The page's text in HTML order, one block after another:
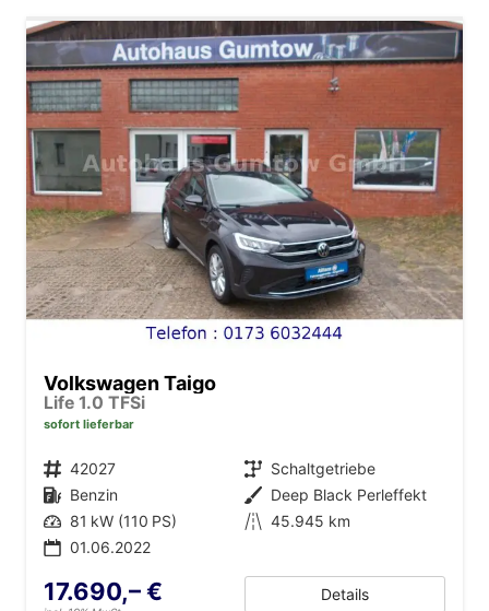
Volkswagen Taigo
Life 1.0 TFSi
sofort lieferbar
Fahrzeugnr. 42027 Getriebe Schaltgetriebe
Kraftstoff Benzin Außenfarbe Deep Black Perleffekt
Leistung 81 kW (110 PS) Kilometerstand 45.945 km
01.06.2022
17.690,– € Details